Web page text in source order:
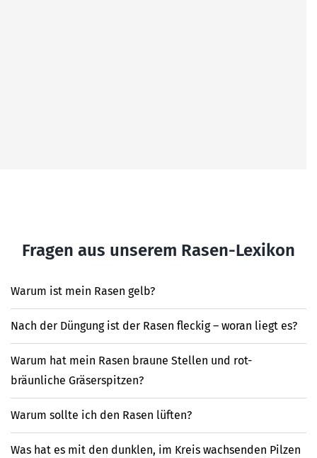
Fragen aus unserem Rasen-Lexikon
Warum ist mein Rasen gelb?
Nach der Düngung ist der Rasen fleckig – woran liegt es?
Warum hat mein Rasen braune Stellen und rot-
bräunliche Gräserspitzen?
Warum sollte ich den Rasen lüften?
Was hat es mit den dunklen, im Kreis wachsenden Pilzen